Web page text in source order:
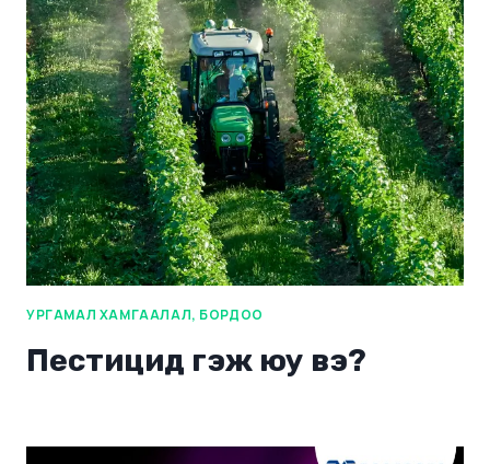
УРГАМАЛ ХАМГААЛАЛ, БОРДОО
Пестицид гэж юу вэ?